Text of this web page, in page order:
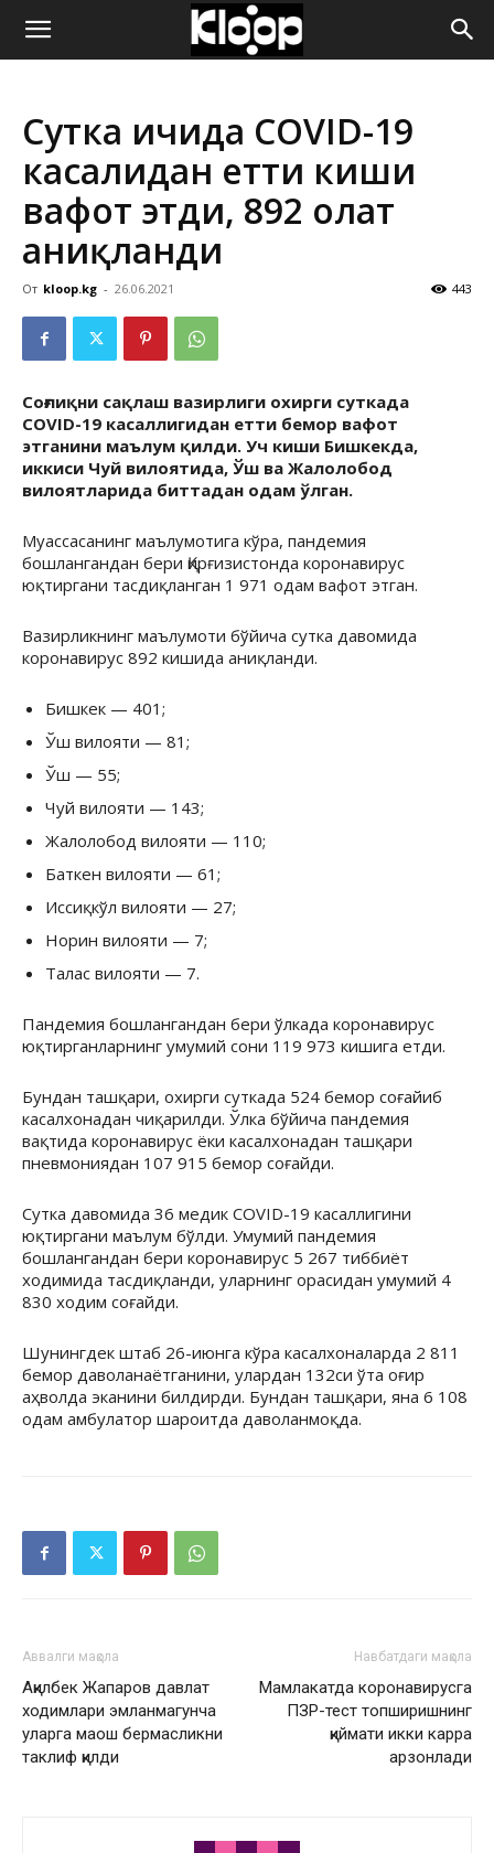
ҚИРҒИЗИСТОН
ЯНГИЛИКЛАРИ
Сутка ичида COVID-19
касалидан етти киши
вафот этди, 892 ҳолат
аниқланди
От kloop.kg - 26.06.2021 443
Соғлиқни сақлаш вазирлиги охирги суткада
COVID-19 касаллигидан етти бемор вафот
этганини маълум қилди. Уч киши Бишкекда,
иккиси Чуй вилоятида, Ўш ва Жалолобод
вилоятларида биттадан одам ўлган.
Муассасанинг маълумотига кўра, пандемия
бошлангандан бери Қирғизистонда коронавирус
юқтиргани тасдиқланган 1 971 одам вафот этган.
Вазирликнинг маълумоти бўйича сутка давомида
коронавирус 892 кишида аниқланди.
Бишкек — 401;
Ўш вилояти — 81;
Ўш — 55;
Чуй вилояти — 143;
Жалолобод вилояти — 110;
Баткен вилояти — 61;
Иссиқкўл вилояти — 27;
Норин вилояти — 7;
Талас вилояти — 7.
Пандемия бошлангандан бери ўлкада коронавирус
юқтирганларнинг умумий сони 119 973 кишига етди.
Бундан ташқари, охирги суткада 524 бемор соғайиб
касалхонадан чиқарилди. Ўлка бўйича пандемия
вақтида коронавирус ёки касалхонадан ташқари
пневмониядан 107 915 бемор соғайди.
Сутка давомида 36 медик COVID-19 касаллигини
юқтиргани маълум бўлди. Умумий пандемия
бошлангандан бери коронавирус 5 267 тиббиёт
ходимида тасдиқланди, уларнинг орасидан умумий 4
830 ходим соғайди.
Шунингдек штаб 26-июнга кўра касалхоналарда 2 811
бемор даволанаётганини, улардан 132си ўта оғир
аҳволда эканини билдирди. Бундан ташқари, яна 6 108
одам амбулатор шароитда даволанмоқда.
Аввалги мақола
Ақилбек Жапаров давлат
ходимлари эмланмагунча
уларга маош бермасликни
таклиф қилди
Навбатдаги мақола
Мамлакатда коронавирусга
ПЗР-тест топширишнинг
қиймати икки карра
арзонлади